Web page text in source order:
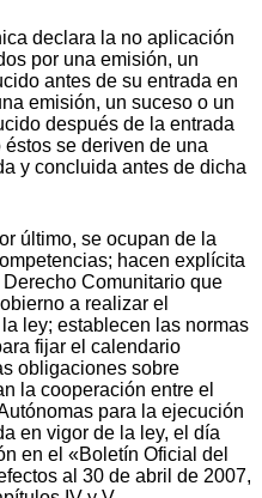
declara la no aplicación
por una emisión, un
antes de su entrada en
emisión, un suceso o un
después de la entrada
se deriven de una
y concluida antes de dicha
último, se ocupan de la
hacen explícita
Comunitario que
a realizar el
ley; establecen las normas
fijar el calendario
obligaciones sobre
la cooperación entre el
para la ejecución
en vigor de la ley, el día
en el «Boletín Oficial del
al 30 de abril de 2007,